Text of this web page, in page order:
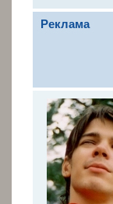
Реклама